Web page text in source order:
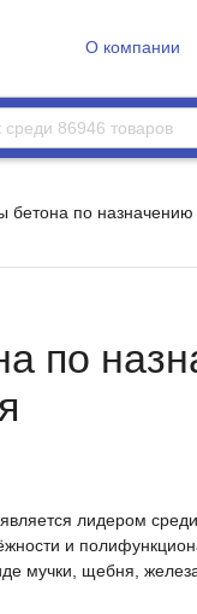
О компании
бетона по
по
лидером
и
мучки, щебня, железа